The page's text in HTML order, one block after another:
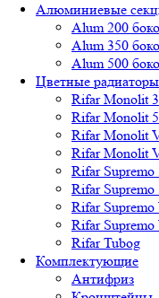
Алюминиевые
Alum 200
Alum 350
Alum 500
Цветные
Rifar Monolit
Rifar Monolit
Rifar Monolit
Rifar Monolit
Rifar
Rifar
Rifar
Rifar
Rifar Tubog
Комплектующие
Антифриз